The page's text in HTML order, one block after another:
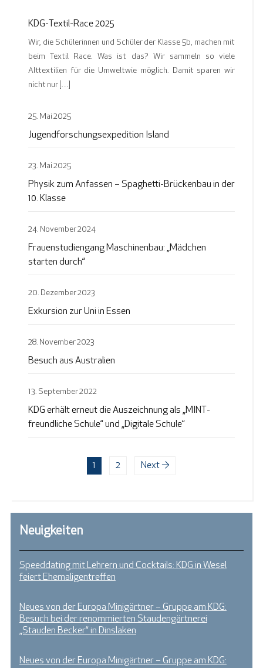
KDG-Textil-Race 2025
Wir, die Schülerinnen und Schüler der Klasse 5b, machen mit
beim Textil Race. Was ist das? Wir sammeln so viele
Alttextilien für die Umweltwie möglich. Damit sparen wir
nicht nur […]
25. Mai 2025
Jugendforschungsexpedition Island
23. Mai 2025
Physik zum Anfassen – Spaghetti-Brückenbau in der
10. Klasse
24. November 2024
Frauenstudiengang Maschinenbau: „Mädchen
starten durch“
20. Dezember 2023
Exkursion zur Uni in Essen
28. November 2023
Besuch aus Australien
13. September 2022
KDG erhält erneut die Auszeichnung als „MINT-
freundliche Schule“ und „Digitale Schule“
1 2 Next →
Neuigkeiten
Speeddating mit Lehrern und Cocktails: KDG in Wesel
feiert Ehemaligentreffen
Neues von der Europa Minigärtner – Gruppe am KDG:
Besuch bei der renommierten Staudengärtnerei
„Stauden Becker“ in Dinslaken
Neues von der Europa Minigärtner – Gruppe am KDG: